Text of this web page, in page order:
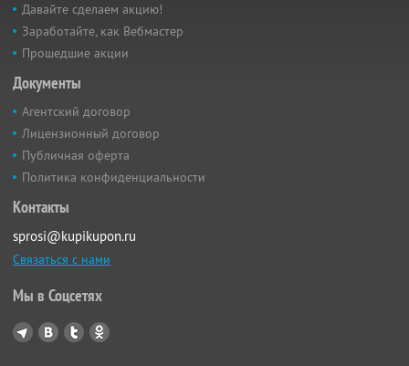
Давайте сделаем акцию!
Заработайте, как Вебмастер
Прошедшие акции
Документы
Агентский договор
Лицензионный договор
Публичная оферта
Политика конфиденциальности
Контакты
sprosi@kupikupon.ru
Связаться с нами
Мы в Соцсетях